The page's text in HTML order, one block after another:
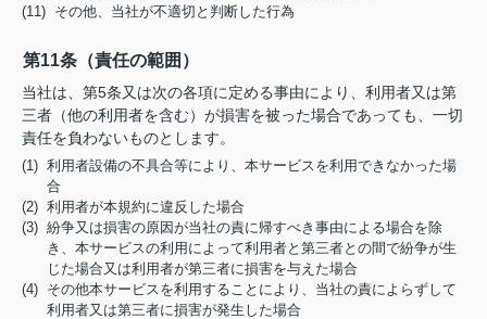
(11) その他、当社が不適切と判断した行為
第11条（責任の範囲）
当社は、第5条又は次の各項に定める事由により、利用者又は第
三者（他の利用者を含む）が損害を被った場合であっても、一切
責任を負わないものとします。
(1) 利用者設備の不具合等により、本サービスを利用できなかった場
合
(2) 利用者が本規約に違反した場合
(3) 紛争又は損害の原因が当社の責に帰すべき事由による場合を除
き、本サービスの利用によって利用者と第三者との間で紛争が生
じた場合又は利用者が第三者に損害を与えた場合
(4) その他本サービスを利用することにより、当社の責によらずして
利用者又は第三者に損害が発生した場合